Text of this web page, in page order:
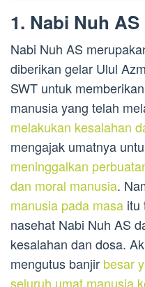
1. Nabi Nuh AS
Nabi Nuh AS
diberikan gelar Ulul
SWT untuk
manusia yang telah
melakukan kesalahan
mengajak umatnya
meninggalkan
dan moral manusia.
manusia pada masa itu
nasehat Nabi Nuh AS
kesalahan dan dosa.
mengutus banjir besar
seluruh umat manusia